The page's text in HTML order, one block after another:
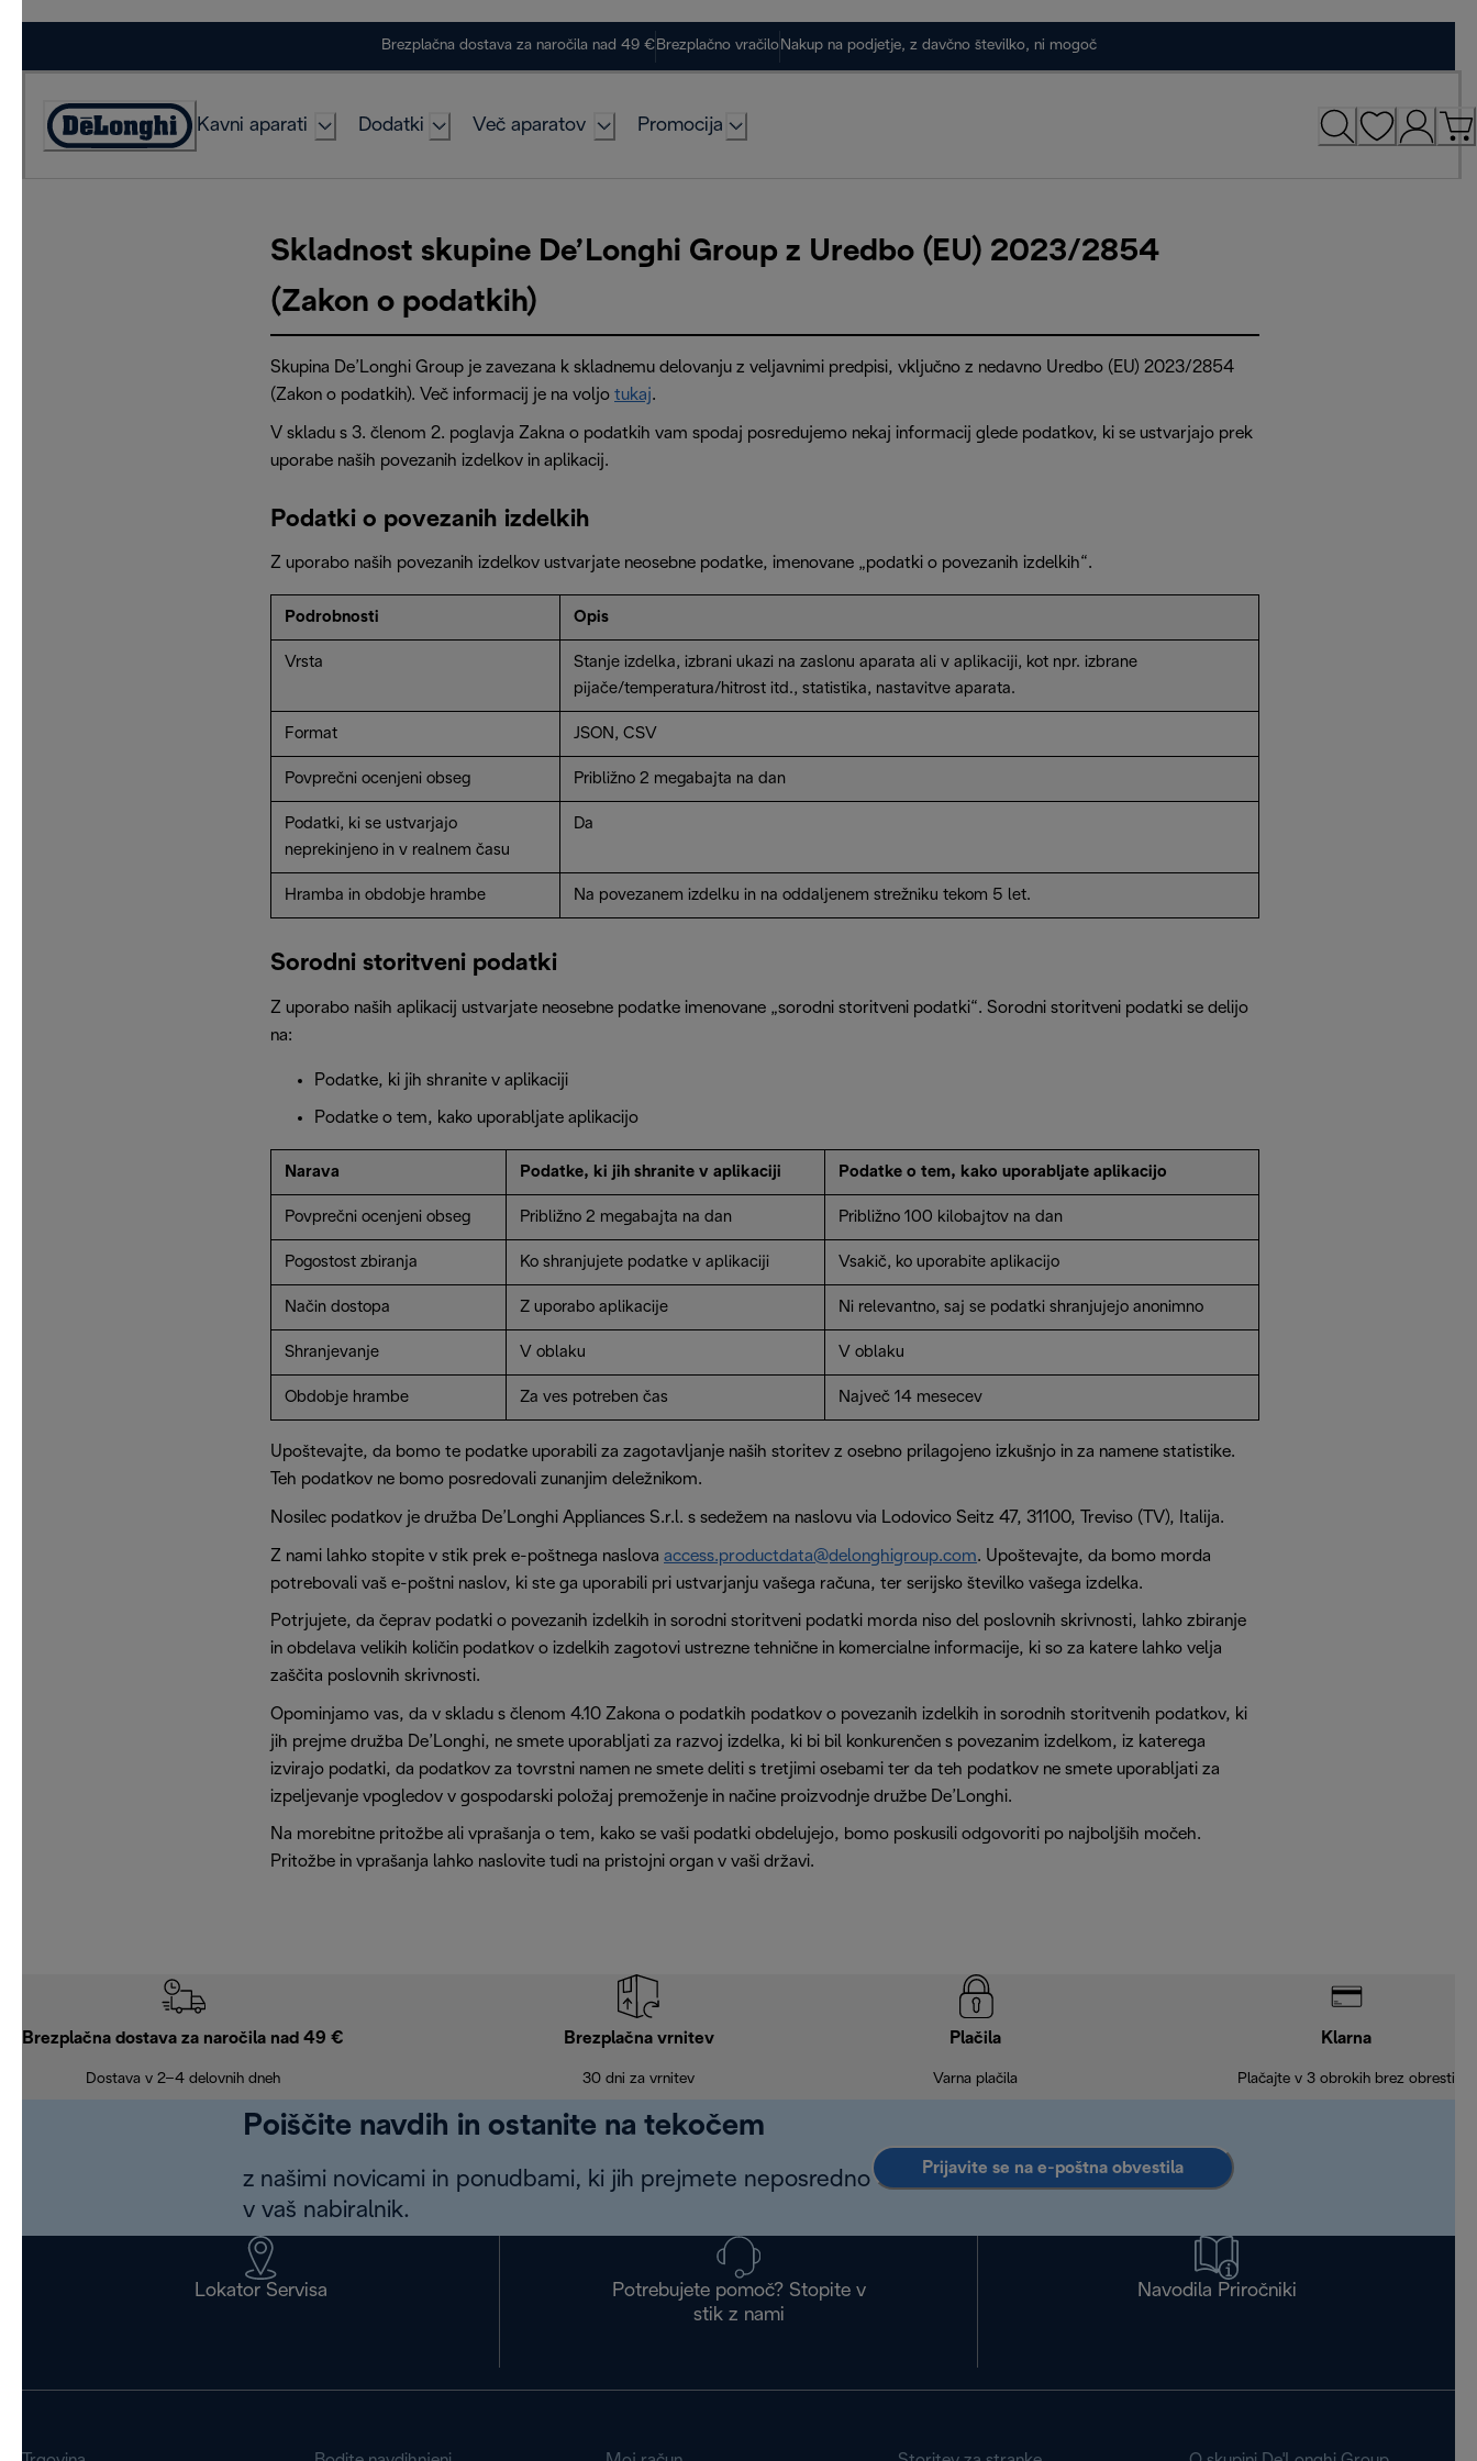
Brezplačna dostava za naročila nad 49 € Brezplačno vračilo Nakup na podjetje, z davčno številko, ni mogoč
Accessibility
Kavni aparati Dodatki Več aparatov Promocija
Skladnost skupine De’Longhi Group z Uredbo (EU) 2023/2854
(Zakon o podatkih)
Skupina De’Longhi Group je zavezana k skladnemu delovanju z veljavnimi predpisi, vključno z nedavno Uredbo (EU) 2023/2854
(Zakon o podatkih). Več informacij je na voljo tukaj.
V skladu s 3. členom 2. poglavja Zakna o podatkih vam spodaj posredujemo nekaj informacij glede podatkov, ki se ustvarjajo prek
uporabe naših povezanih izdelkov in aplikacij.
Podatki o povezanih izdelkih
Z uporabo naših povezanih izdelkov ustvarjate neosebne podatke, imenovane „podatki o povezanih izdelkih“.
Podrobnosti Opis
Vrsta
Stanje izdelka, izbrani ukazi na zaslonu aparata ali v aplikaciji, kot npr. izbrane
pijače/temperatura/hitrost itd., statistika, nastavitve aparata.
Format JSON, CSV
Povprečni ocenjeni obseg Približno 2 megabajta na dan
Podatki, ki se ustvarjajo
neprekinjeno in v realnem času
Da
Hramba in obdobje hrambe Na povezanem izdelku in na oddaljenem strežniku tekom 5 let.
Sorodni storitveni podatki
Z uporabo naših aplikacij ustvarjate neosebne podatke imenovane „sorodni storitveni podatki“. Sorodni storitveni podatki se delijo
na:
Podatke, ki jih shranite v aplikaciji
Podatke o tem, kako uporabljate aplikacijo
Narava Podatke, ki jih shranite v aplikaciji Podatke o tem, kako uporabljate aplikacijo
Povprečni ocenjeni obseg Približno 2 megabajta na dan Približno 100 kilobajtov na dan
Pogostost zbiranja Ko shranjujete podatke v aplikaciji Vsakič, ko uporabite aplikacijo
Način dostopa Z uporabo aplikacije Ni relevantno, saj se podatki shranjujejo anonimno
Shranjevanje V oblaku V oblaku
Obdobje hrambe Za ves potreben čas Največ 14 mesecev
Upoštevajte, da bomo te podatke uporabili za zagotavljanje naših storitev z osebno prilagojeno izkušnjo in za namene statistike.
Teh podatkov ne bomo posredovali zunanjim deležnikom.
Nosilec podatkov je družba De’Longhi Appliances S.r.l. s sedežem na naslovu via Lodovico Seitz 47, 31100, Treviso (TV), Italija.
Z nami lahko stopite v stik prek e-poštnega naslova access.productdata@delonghigroup.com. Upoštevajte, da bomo morda
potrebovali vaš e-poštni naslov, ki ste ga uporabili pri ustvarjanju vašega računa, ter serijsko številko vašega izdelka.
Potrjujete, da čeprav podatki o povezanih izdelkih in sorodni storitveni podatki morda niso del poslovnih skrivnosti, lahko zbiranje
in obdelava velikih količin podatkov o izdelkih zagotovi ustrezne tehnične in komercialne informacije, ki so za katere lahko velja
zaščita poslovnih skrivnosti.
Opominjamo vas, da v skladu s členom 4.10 Zakona o podatkih podatkov o povezanih izdelkih in sorodnih storitvenih podatkov, ki
jih prejme družba De’Longhi, ne smete uporabljati za razvoj izdelka, ki bi bil konkurenčen s povezanim izdelkom, iz katerega
izvirajo podatki, da podatkov za tovrstni namen ne smete deliti s tretjimi osebami ter da teh podatkov ne smete uporabljati za
izpeljevanje vpogledov v gospodarski položaj premoženje in načine proizvodnje družbe De’Longhi.
Na morebitne pritožbe ali vprašanja o tem, kako se vaši podatki obdelujejo, bomo poskusili odgovoriti po najboljših močeh.
Pritožbe in vprašanja lahko naslovite tudi na pristojni organ v vaši državi.
Brezplačna dostava za naročila nad 49 €
Dostava v 2–4 delovnih dneh
Brezplačna vrnitev
30 dni za vrnitev
Plačila
Varna plačila
Klarna
Plačajte v 3 obrokih brez obresti
Poiščite navdih in ostanite na tekočem
z našimi novicami in ponudbami, ki jih prejmete neposredno
v vaš nabiralnik.
Prijavite se na e-poštna obvestila
Lokator Servisa
Potrebujete pomoč? Stopite v
stik z nami
Navodila Priročniki